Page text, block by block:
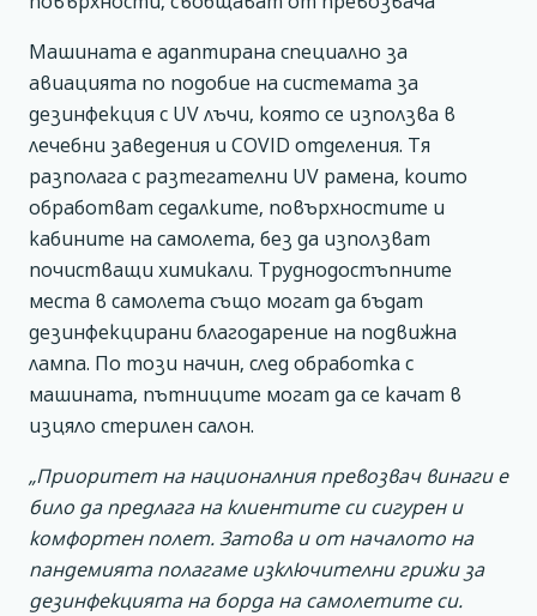
Машината е адаптирана специално за
авиацията по подобие на системата за
дезинфекция с UV лъчи, която се използва в
лечебни заведения и COVID отделения. Тя
разполага с разтегателни UV рамена, които
обработват седалките, повърхностите и
кабините на самолета, без да използват
почистващи химикали. Труднодостъпните
места в самолета също могат да бъдат
дезинфекцирани благодарение на подвижна
лампа. По този начин, след обработка с
машината, пътниците могат да се качат в
изцяло стерилен салон.
„Приоритет на националния превозвач винаги е
било да предлага на клиентите си сигурен и
комфортен полет. Затова и от началото на
пандемията полагаме изключителни грижи за
дезинфекцията на борда на самолетите си.